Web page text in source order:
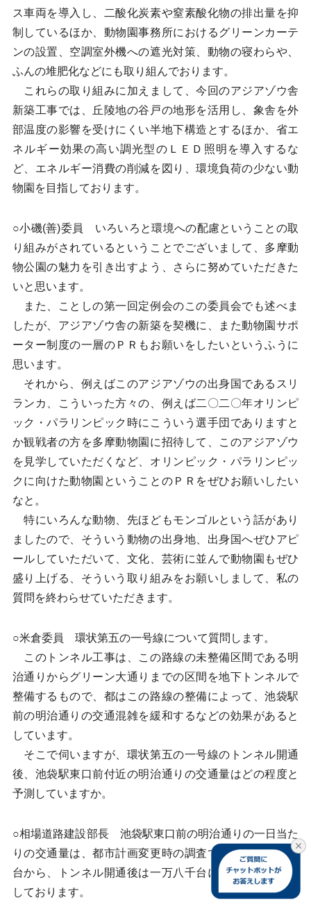
ス車両を導入し、二酸化炭素や窒素酸化物の排出量を抑
制しているほか、動物園事務所におけるグリーンカーテ
ンの設置、空調室外機への遮光対策、動物の寝わらや、
ふんの堆肥化などにも取り組んでおります。
これらの取り組みに加えまして、今回のアジアゾウ舎
新築工事では、丘陵地の谷戸の地形を活用し、象舎を外
部温度の影響を受けにくい半地下構造とするほか、省エ
ネルギー効果の高い調光型のＬＥＤ照明を導入するな
ど、エネルギー消費の削減を図り、環境負荷の少ない動
物園を目指しております。
○小磯(善)委員 いろいろと環境への配慮ということの取
り組みがされているということでございまして、多摩動
物公園の魅力を引き出すよう、さらに努めていただきた
いと思います。
また、ことしの第一回定例会のこの委員会でも述べま
したが、アジアゾウ舎の新築を契機に、また動物園サポ
ーター制度の一層のＰＲもお願いをしたいというふうに
思います。
それから、例えばこのアジアゾウの出身国であるスリ
ランカ、こういった方々の、例えば二〇二〇年オリンピ
ック・パラリンピック時にこういう選手団でありますと
か観戦者の方を多摩動物園に招待して、このアジアゾウ
を見学していただくなど、オリンピック・パラリンピッ
クに向けた動物園ということのＰＲをぜひお願いしたい
なと。
特にいろんな動物、先ほどもモンゴルという話があり
ましたので、そういう動物の出身地、出身国へぜひアピ
ールしていただいて、文化、芸術に並んで動物園もぜひ
盛り上げる、そういう取り組みをお願いしまして、私の
質問を終わらせていただきます。
○米倉委員 環状第五の一号線について質問します。
このトンネル工事は、この路線の未整備区間である明
治通りからグリーン大通りまでの区間を地下トンネルで
整備するもので、都はこの路線の整備によって、池袋駅
前の明治通りの交通混雑を緩和するなどの効果があると
しています。
そこで伺いますが、環状第五の一号線のトンネル開通
後、池袋駅東口前付近の明治通りの交通量はどの程度と
予測していますか。
○相場道路建設部長 池袋駅東口前の明治通りの一日当た
りの交通量は、都市計画変更時の調査では三万五千三百
台から、トンネル開通後は一万八千台に減少すると予測
しております。